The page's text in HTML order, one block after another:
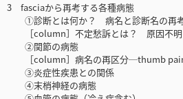
3 fasciaから再考する各種病態
①診断とは何か？ 病名と診断名の再
［column］不定愁訴とは？ 原因不明
②関節の病態
［column］病名の再区分─thumb
③炎症性疾患との関係
④末梢神経の病態